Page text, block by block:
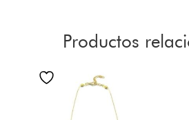
Productos